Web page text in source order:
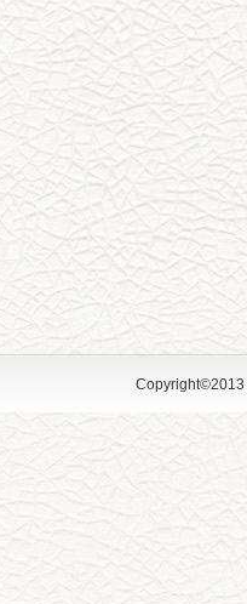
Copyright©2013